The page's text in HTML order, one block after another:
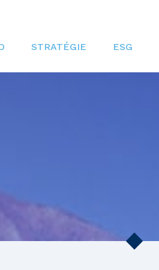
STRATÉGIE ESG